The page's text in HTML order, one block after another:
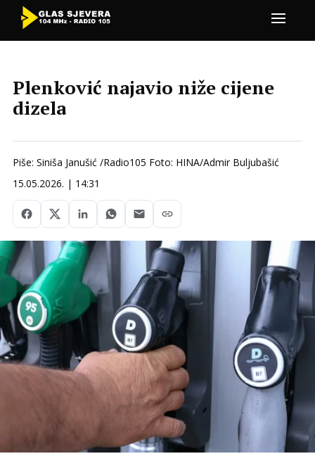
Plenković najavio niže cijene
dizela
Piše: Siniša Janušić /Radio105 Foto: HINA/Admir Buljubašić
15.05.2026. | 14:31